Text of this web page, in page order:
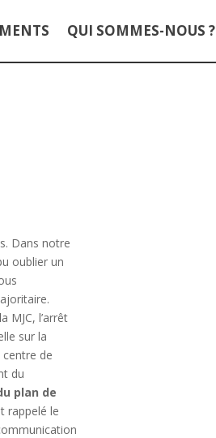
QUI SOMMES-NOUS ?
Dans notre
oublier un
MJC, l’arrêt
sur la
de
du
plan de
rappelé le